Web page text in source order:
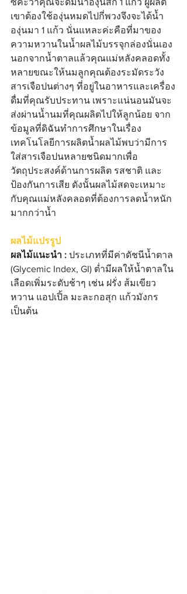
เขาต้องใช้องุ่นหมดไปกี่พวงจึงจะได้น้ำ
องุ่นมา 1 แก้ว นั่นแหละค่ะคือที่มาของ
ความหวานในน้ำผลไม้บรรจุกล่องนั่นเอง
นอกจากน้ำตาลแล้วคุณแม่หลังคลอดทั้ง
หลายขณะให้นมลูกคุณต้องระมัดระวัง
สารเจือปนต่างๆ ที่อยู่ในอาหารและเครื่อง
ดื่มที่คุณรับประทาน เพราะแน่นอนมันจะ
ส่งผ่านน้ำนมที่คุณผลิตไปให้ลูกน้อย จาก
ข้อมูลที่ดิฉันทำการศึกษาในเรื่อง
เทคโนโลยีการผลิตน้ำผลไม้พบว่ามีการ
ใส่สารเจือปนหลายชนิดมากเพื่อ
วัตถุประสงค์ด้านการผลิต รสชาติ และ
ป้องกันการเสีย ดังนั้นผลไม้สดจะเหมาะ
กับคุณแม่หลังคลอดที่ต้องการลดน้ำหนัก
มากกว่าน้ำ
ผลไม้แปรรูป
ผลไม้แนะนำ : ประเภทที่มีค่าดัชนีน้ำตาล
(Glycemic Index, GI) ต่ำมีผลให้น้ำตาลใน
เลือดเพิ่มระดับช้าๆ เช่น ฝรั่ง ส้มเขียว
หวาน แอปเปิ้ล มะละกอสุก แก้วมังกร
เป็นต้น